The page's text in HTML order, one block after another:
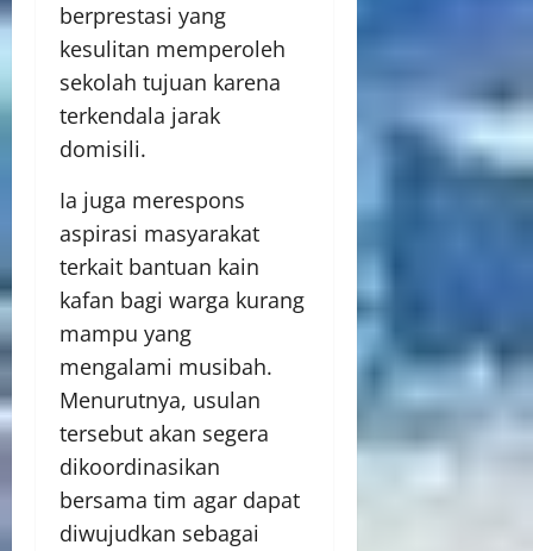
berprestasi yang
kesulitan memperoleh
sekolah tujuan karena
terkendala jarak
domisili.
Ia juga merespons
aspirasi masyarakat
terkait bantuan kain
kafan bagi warga kurang
mampu yang
mengalami musibah.
Menurutnya, usulan
tersebut akan segera
dikoordinasikan
bersama tim agar dapat
diwujudkan sebagai